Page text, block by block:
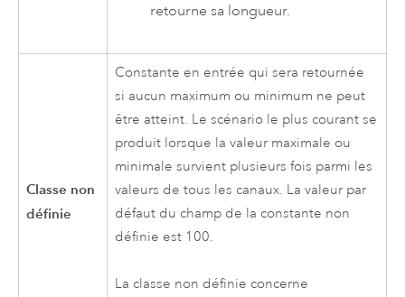
retourne sa longueur.
Classe non
définie
Constante en entrée qui sera retournée
si aucun maximum ou minimum ne peut
être atteint. Le scénario le plus courant se
produit lorsque la valeur maximale ou
minimale survient plusieurs fois parmi les
valeurs de tous les canaux. La valeur par
défaut du champ de la constante non
définie est 100.
La classe non définie concerne